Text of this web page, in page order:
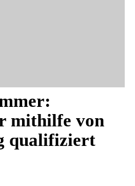
mithilfe von
qualifiziert